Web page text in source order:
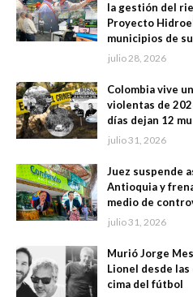
la gestión del
Proyecto
municipios de
julio 28, 2026
Colombia vive
violentas de
días dejan 12
julio 31, 2026
Juez suspende
Antioquia y
medio de
julio 31, 2026
Murió Jorge
Lionel desde las
cima del fútbol